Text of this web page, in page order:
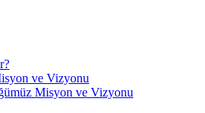
ve Vizyonu
Misyon ve Vizyonu